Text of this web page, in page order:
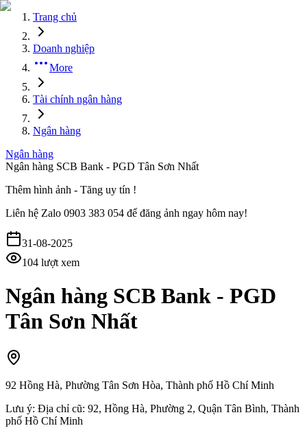
Trang chủ
Doanh nghiệp
More
Tài chính ngân hàng
Ngân hàng
Ngân hàng
Ngân hàng SCB Bank - PGD Tân Sơn Nhất
Thêm hình ảnh - Tăng uy tín !
Liên hệ Zalo 0903 383 054 để đăng ảnh ngay hôm nay!
31-08-2025
104 lượt xem
Ngân hàng SCB Bank - PGD
Tân Sơn Nhất
92 Hồng Hà, Phường Tân Sơn Hòa, Thành phố Hồ Chí Minh
Lưu ý: Địa chỉ cũ: 92, Hồng Hà, Phường 2, Quận Tân Bình, Thành
phố Hồ Chí Minh